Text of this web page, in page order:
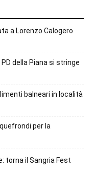
a Lorenzo Calogero
della Piana si stringe
balneari in località
per la
torna il Sangria Fest